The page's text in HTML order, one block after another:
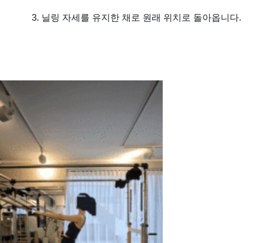
3. 닐링 자세를 유지한 채로 원래 위치로 돌아옵니다.